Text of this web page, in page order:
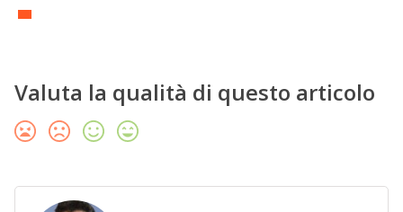
Valuta la qualità di questo articolo